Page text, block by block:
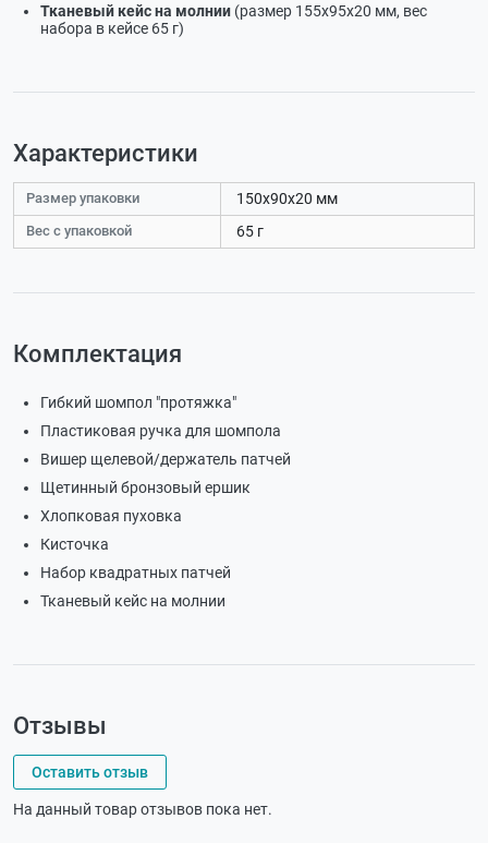
Тканевый кейс на молнии (размер 155х95х20 мм, вес
набора в кейсе 65 г)
Характеристики
Размер упаковки 150х90х20 мм
Вес с упаковкой 65 г
Комплектация
Гибкий шомпол "протяжка"
Пластиковая ручка для шомпола
Вишер щелевой/держатель патчей
Щетинный бронзовый ершик
Хлопковая пуховка
Кисточка
Набор квадратных патчей
Тканевый кейс на молнии
Отзывы
Оставить отзыв
На данный товар отзывов пока нет.